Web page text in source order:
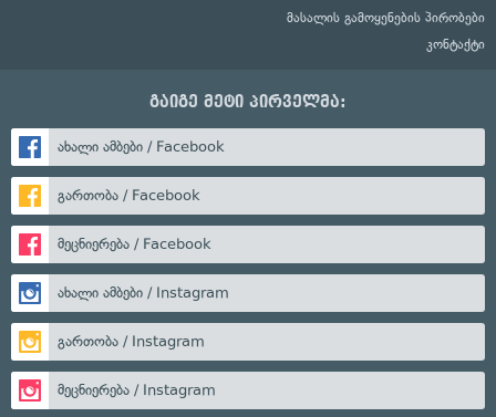
მასალის გამოყენების პირობები
კონტაქტი
გაიგე მეტი პირველმა:
ახალი ამბები / Facebook
გართობა / Facebook
მეცნიერება / Facebook
ახალი ამბები / Instagram
გართობა / Instagram
მეცნიერება / Instagram